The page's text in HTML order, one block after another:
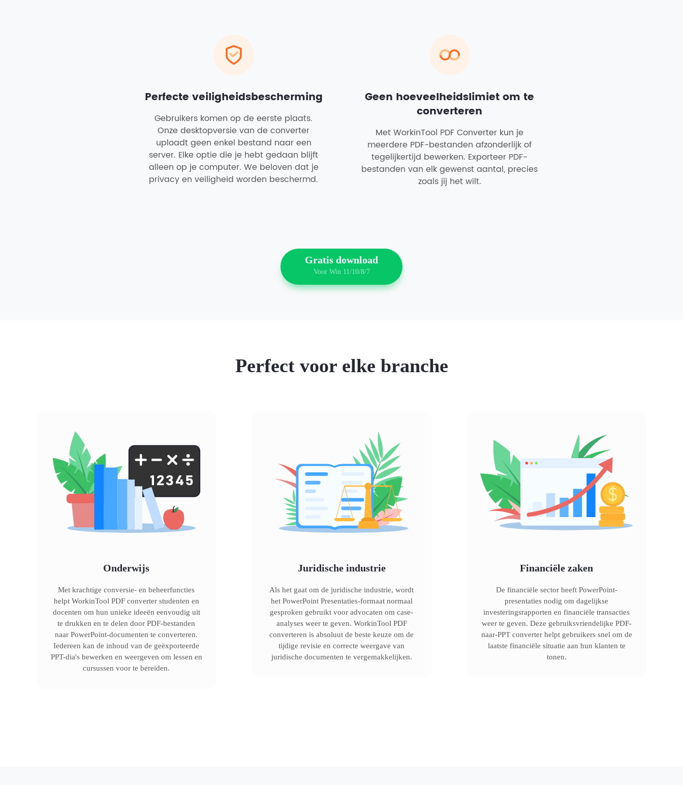
Perfecte veiligheidsbescherming
Gebruikers komen op de eerste plaats.
Onze desktopversie van de converter
uploadt geen enkel bestand naar een
server. Elke optie die je hebt gedaan blijft
alleen op je computer. We beloven dat je
privacy en veiligheid worden beschermd.
Geen hoeveelheidslimiet om te
converteren
Met WorkinTool PDF Converter kun je
meerdere PDF-bestanden afzonderlijk of
tegelijkertijd bewerken. Exporteer PDF-
bestanden van elk gewenst aantal, precies
zoals jij het wilt.
Gratis download
Voor Win 11/10/8/7
Perfect voor elke branche
Onderwijs
Met krachtige conversie- en beheerfuncties
helpt WorkinTool PDF converter studenten en
docenten om hun unieke ideeën eenvoudig uit
te drukken en te delen door PDF-bestanden
naar PowerPoint-documenten te converteren.
Iedereen kan de inhoud van de geëxporteerde
PPT-dia's bewerken en weergeven om lessen en
cursussen voor te bereiden.
Juridische industrie
Als het gaat om de juridische industrie, wordt
het PowerPoint Presentaties-formaat normaal
gesproken gebruikt voor advocaten om case-
analyses weer te geven. WorkinTool PDF
converteren is absoluut de beste keuze om de
tijdige revisie en correcte weergave van
juridische documenten te vergemakkelijken.
Financiële zaken
De financiële sector heeft PowerPoint-
presentaties nodig om dagelijkse
investeringsrapporten en financiële transacties
weer te geven. Deze gebruiksvriendelijke PDF-
naar-PPT converter helpt gebruikers snel om de
laatste financiële situatie aan hun klanten te
tonen.